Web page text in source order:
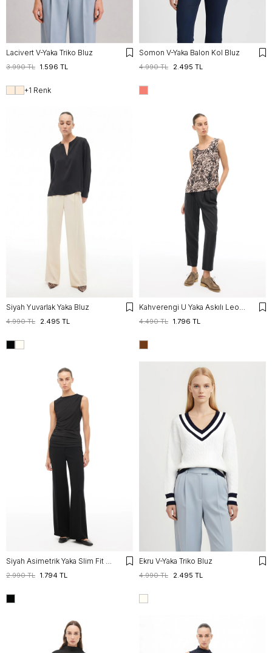
Lacivert V-Yaka Triko Bluz
1.596 TL
3.990 TL
+1 Renk
Somon V-Yaka Balon Kol Bluz
2.495 TL
4.990 TL
Siyah Yuvarlak Yaka Bluz
2.495 TL
4.990 TL 1.796 TL
4.490 TL
Siyah Asimetrik Yaka Slim Fit Sıfır Kol Bluz
1.794 TL
2.990 TL
Ekru V-Yaka Triko Bluz
2.495 TL
4.990 TL